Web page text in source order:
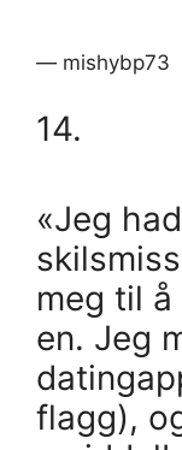
— mishybp73
14.
«Jeg
meg til
en. Jeg
flagg),